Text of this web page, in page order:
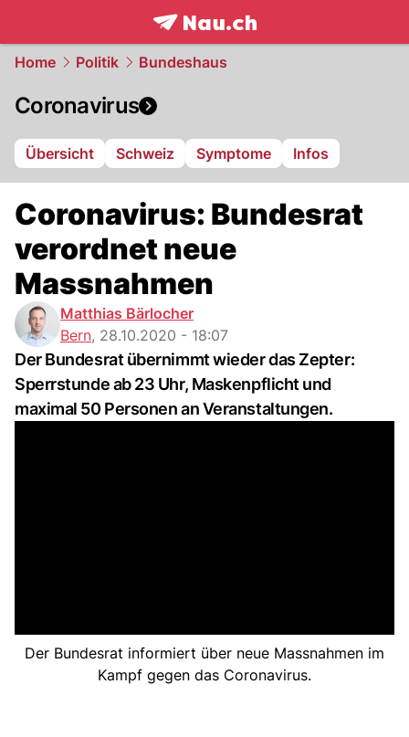
frontpage.NAU.ch
Home Politik Bundeshaus
Coronavirus
Übersicht Schweiz Symptome Infos
Coronavirus: Bundesrat
verordnet neue
Massnahmen
Matthias Bärlocher
Bern, 28.10.2020 - 18:07
Der Bundesrat übernimmt wieder das Zepter:
Sperrstunde ab 23 Uhr, Maskenpflicht und
maximal 50 Personen an Veranstaltungen.
Der Bundesrat informiert über neue Massnahmen im
Kampf gegen das Coronavirus.